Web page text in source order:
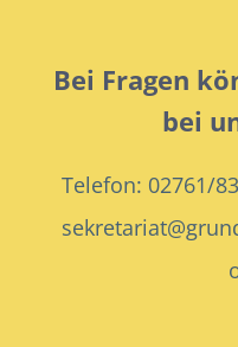
Bei Fragen
bei
Telefon: 02761/